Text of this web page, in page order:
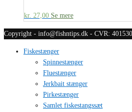
kr. 27,00 Se mere
Copyright - info@fishntips.dk - CVR:
Fiskestænger
Spinnestænger
Fluestænger
Jerkbait stænger
Pirkestænger
Samlet fiskestangssæt